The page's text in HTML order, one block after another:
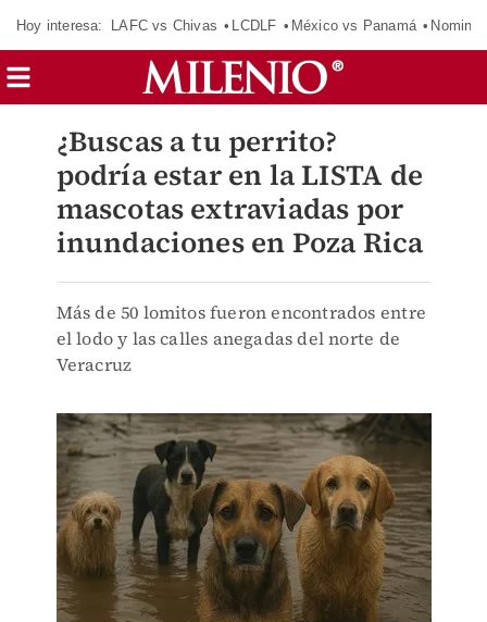
Hoy interesa: LAFC vs Chivas LCDLF México vs Panamá
¿Buscas a tu perrito?
podría estar en la LISTA de
mascotas extraviadas por
inundaciones en Poza Rica
Más de 50 lomitos fueron encontrados entre
el lodo y las calles anegadas del norte de
Veracruz